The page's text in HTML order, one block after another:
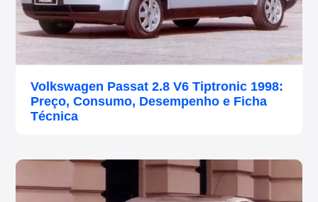
Volkswagen Passat 2.8 V6 Tiptronic 1998:
Preço, Consumo, Desempenho e Ficha
Técnica